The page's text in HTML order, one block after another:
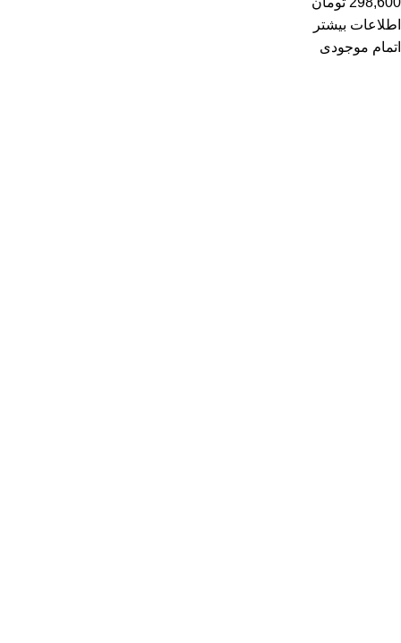
اطلاعات بیشتر
اتمام موجودی